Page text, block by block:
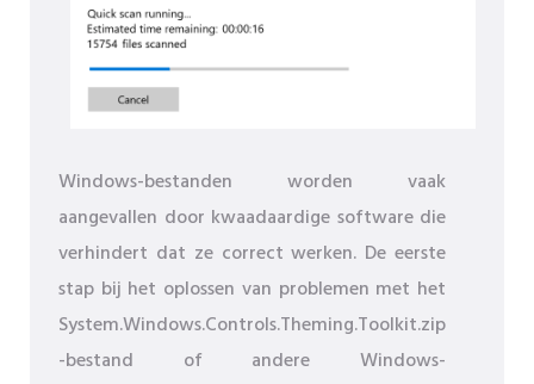
Windows-bestanden worden vaak
aangevallen door kwaadaardige software die
verhindert dat ze correct werken. De eerste
stap bij het oplossen van problemen met het
System.Windows.Controls.Theming.Toolkit.zip
-bestand of andere Windows-